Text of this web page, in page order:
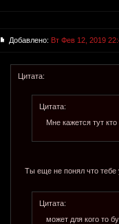
Добавлено: Вт Фев 12, 2019
Цитата:
Цитата:
Мне кажется тут кто
Ты еще не понял что тебе
Цитата:
может для кого то